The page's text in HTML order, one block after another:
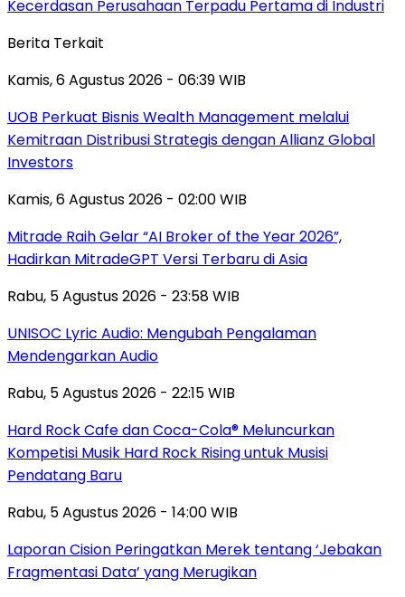
Kecerdasan Perusahaan Terpadu Pertama di Industri
Berita Terkait
Kamis, 6 Agustus 2026 - 06:39 WIB
UOB Perkuat Bisnis Wealth Management melalui
Kemitraan Distribusi Strategis dengan Allianz Global
Investors
Kamis, 6 Agustus 2026 - 02:00 WIB
Mitrade Raih Gelar “AI Broker of the Year 2026”,
Hadirkan MitradeGPT Versi Terbaru di Asia
Rabu, 5 Agustus 2026 - 23:58 WIB
UNISOC Lyric Audio: Mengubah Pengalaman
Mendengarkan Audio
Rabu, 5 Agustus 2026 - 22:15 WIB
Hard Rock Cafe dan Coca-Cola® Meluncurkan
Kompetisi Musik Hard Rock Rising untuk Musisi
Pendatang Baru
Rabu, 5 Agustus 2026 - 14:00 WIB
Laporan Cision Peringatkan Merek tentang ‘Jebakan
Fragmentasi Data’ yang Merugikan